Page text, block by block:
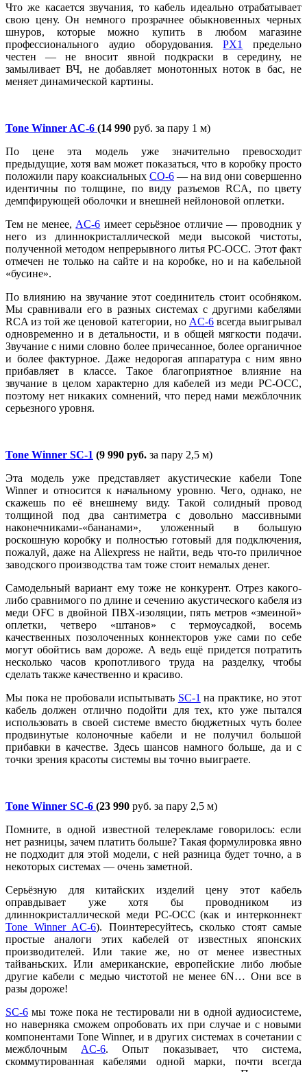
Что же касается звучания, то кабель идеально отрабатывает
свою цену. Он немного прозрачнее обыкновенных черных
шнуров, которые можно купить в любом магазине
профессионального аудио оборудования.PX1
предельно
честен — не вносит явной подкраски в середину, не
замыливает ВЧ, не добавляет монотонных ноток в бас, не
меняет динамической картины.
Tone Winner AC-6 (14 990 руб. за пару 1 м)
По цене эта модель уже значительно превосходит
предыдущие, хотя вам может показаться, что в коробку просто
положили пару коаксиальных CO-6 — на вид они совершенно
идентичны по толщине, по виду разъемов RCA, по цвету
демпфирующей оболочки и внешней нейлоновой оплетки.
Тем не менее, AC-6 имеет серьёзное отличие — проводник у
него из длиннокристаллической меди высокой чистоты,
полученной методом непрерывного литья PC-OCC. Этот факт
отмечен не только на сайте и на коробке, но и на кабельной
«бусине».
По влиянию на звучание этот соединитель стоит особняком.
Мы сравнивали его в разных системах с другими кабелями
RCA из той же ценовой категории, но AC-6всегда выигрывал
одновременно и в детальности, и в общей мягкости подачи.
Звучание с ними словно более причесанное, более органичное
и более фактурное. Даже недорогая аппаратура с ним явно
прибавляет в классе. Такое благоприятное влияние на
звучание в целом характерно для кабелей из меди PC-OCC,
поэтому нет никаких сомнений, что перед нами межблочник
серьезного уровня.
Tone Winner SC-1 (9 990 руб. за пару 2,5 м)
Эта модель уже представляет акустические кабели Tone
Winner и относится к начальному уровню. Чего, однако, не
скажешь по её внешнему виду. Такой солидный провод
толщиной под два сантиметра с довольно массивными
наконечниками-«бананами», уложенный в большую
роскошную коробку и полностью готовый для подключения,
пожалуй, даже на Aliexpress не найти, ведь что-то приличное
заводского производства там тоже стоит немалых денег.
Самодельный вариант ему тоже не конкурент. Отрез какого-
либо сравнимого по длине и сечению акустического кабеля из
меди OFC в двойной ПВХ-изоляции, пять метров «змеиной»
оплетки, четверо «штанов» с термоусадкой, восемь
качественных позолоченных коннекторов уже сами по себе
могут обойтись вам дороже. А ведь ещё придется потратить
несколько часов кропотливого труда на разделку, чтобы
сделать также качественно и красиво.
Мы пока не пробовали испытывать SC-1 на практике, но этот
кабель должен отлично подойти для тех, кто уже пытался
использовать в своей системе вместо бюджетных чуть более
продвинутые колоночные кабели и не получил большой
прибавки в качестве. Здесь шансов намного больше, да и с
точки зрения красоты системы вы точно выиграете.
Tone Winner SC-6 (23 990 руб. за пару 2,5 м)
Помните, в одной известной телерекламе говорилось: если
нет разницы, зачем платить больше? Такая формулировка явно
не подходит для этой модели, с ней разница будет точно, а в
некоторых системах — очень заметной.
Серьёзную для китайских изделий цену этот кабель
оправдывает уже хотя бы проводником из
длиннокристаллической меди PC-OCC (как и интерконнект
Tone Winner AC-6). Поинтересуйтесь, сколько стоят самые
простые аналоги этих кабелей от известных японских
производителей. Или такие же, но от менее известных
тайваньских. Или американские, европейские либо любые
другие кабели с медью чистотой не менее 6N… Они все в
разы дороже!
SC-6 мы тоже пока не тестировали ни в одной аудиосистеме,
но наверняка сможем опробовать их при случае и с новыми
компонентами Tone Winner, и в других системах в сочетании с
межблочным AC-6. Опыт показывает, что система,
скоммутированная кабелями одной марки, почти всегда